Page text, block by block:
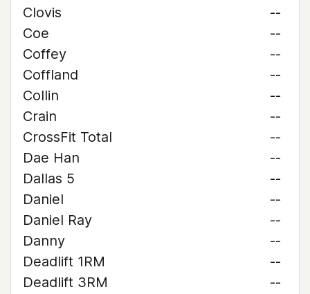
Clovis
--
Coe
--
Coffey
--
Coffland
--
Collin
--
Crain
--
CrossFit Total
--
Dae Han
--
Dallas 5
--
Daniel
--
Daniel Ray
--
Danny
--
Deadlift 1RM
--
Deadlift 3RM
--